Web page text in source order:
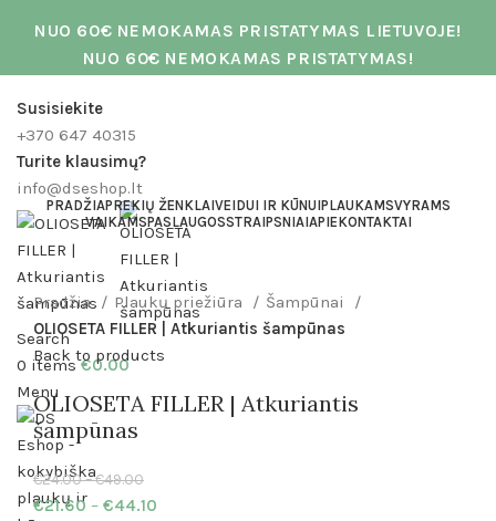
NUO 60€ NEMOKAMAS PRISTATYMAS LIETUVOJE!
NUO 60€ NEMOKAMAS PRISTATYMAS!
Susisiekite
+370 647 40315
Turite klausimų?
info@dseshop.lt
Search
0 items €0.00
Menu
PRADŽIAPREKIŲ ŽENKLAIVEIDUI IR KŪNUIPLAUKAMSVYRAMS
VAIKAMSPASLAUGOSSTRAIPSNIAIAPIEKONTAKTAI
Click to enlarge
Pradžia
Plaukų priežiūra
Šampūnai
OLIOSETA FILLER | Atkuriantis šampūnas
Back to products
OLIOSETA FILLER | Atkuriantis
šampūnas
€24.00 – €49.00
€21.60 – €44.10